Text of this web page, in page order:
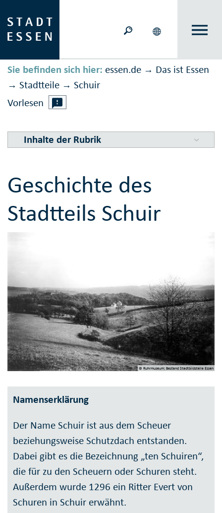
Sie befinden sich hier: essen.de → Das ist Essen
→ Stadtteile → Schuir
Vorlesen
Inhalte der Rubrik
Geschichte des
Stadtteils Schuir
© Ruhrmuseum; Bestand Stadtbildstelle Essen
Namenserklärung
Der Name Schuir ist aus dem Scheuer
beziehungsweise Schutzdach entstanden.
Dabei gibt es die Bezeichnung „ten Schuiren“,
die für zu den Scheuern oder Schuren steht.
Außerdem wurde 1296 ein Ritter Evert von
Schuren in Schuir erwähnt.